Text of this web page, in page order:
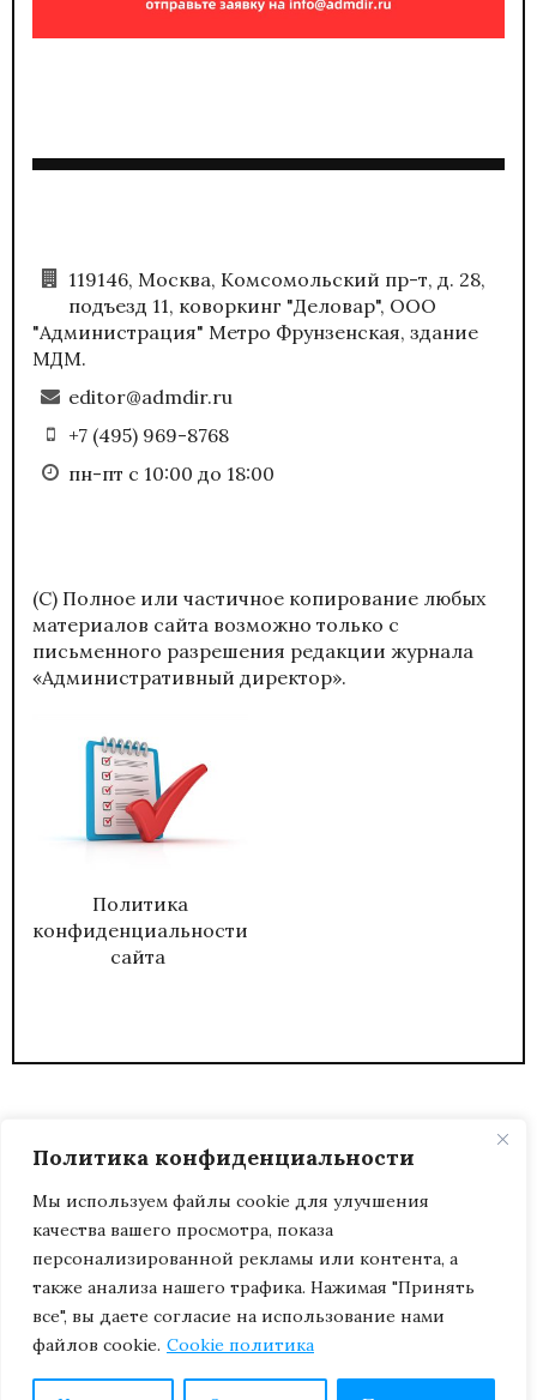
Политика конфиденциальности
Мы используем файлы cookie для улучшения
качества вашего просмотра, показа
персонализированной рекламы или контента, а
также анализа нашего трафика. Нажимая "Принять
все", вы даете согласие на использование нами
файлов cookie. Cookie политика
119146, Москва, Комсомольский пр-т, д. 28,
подъезд 11, коворкинг "Деловар", ООО
"Администрация" Метро Фрунзенская, здание
МДМ.
editor@admdir.ru
+7 (495) 969-8768
пн-пт с 10:00 до 18:00
(С) Полное или частичное копирование любых
материалов сайта возможно только с
письменного разрешения редакции журнала
«Административный директор».
Политика
конфиденциальности
сайта
ДИРЕКТОР.